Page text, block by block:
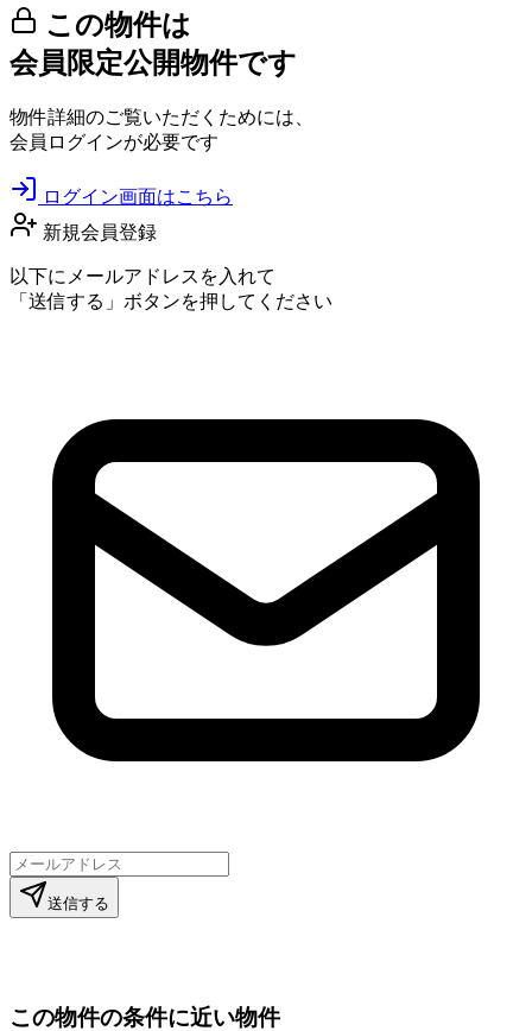
この物件は
会員限定公開物件です
物件詳細のご覧いただくためには、
会員ログインが必要です
ログイン画面はこちら
新規会員登録
以下にメールアドレスを入れて
「送信する」ボタンを押してください
送信する
この物件の条件に近い物件